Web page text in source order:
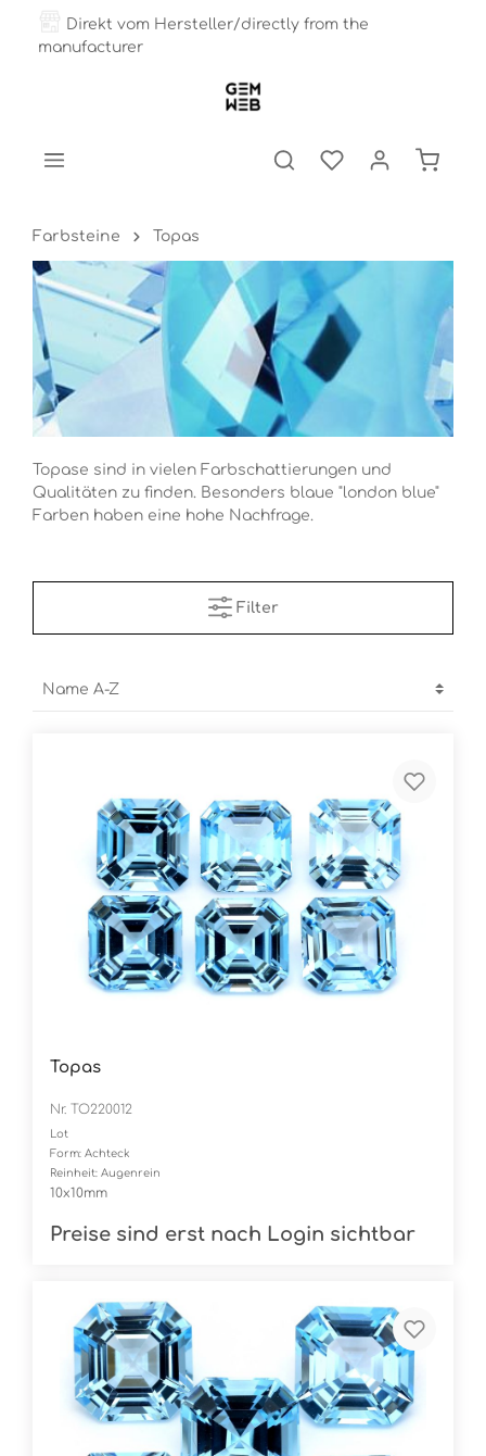
Direkt vom Hersteller/directly from the
manufacturer
Farbsteine Topas
Topase sind in vielen Farbschattierungen und
Qualitäten zu finden. Besonders blaue "london blue"
Farben haben eine hohe Nachfrage.
Filter
Topas
Nr. TO220012
Lot
Form: Achteck
Reinheit: Augenrein
10x10mm
Preise sind erst nach Login sichtbar